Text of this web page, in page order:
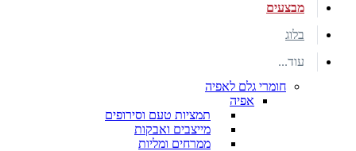
מבצעים
בלוג
עוד...
חומרי גלם לאפיה
אפיה
תמציות טעם וסירופים
מייצבים ואבקות
ממרחים ומליות